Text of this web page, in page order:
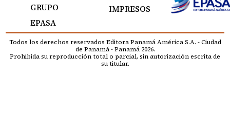
GRUPO
EPASA
IMPRESOS
Todos los derechos reservados Editora Panamá América S.A. - Ciudad
de Panamá - Panamá 2026.
Prohibida su reproducción total o parcial, sin autorización escrita de
su titular.